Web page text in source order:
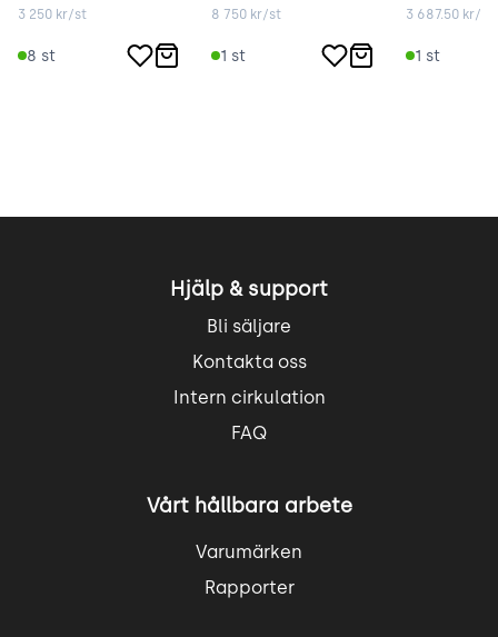
3 250 kr/st
8 st
8 750 kr/st
1 st
3 687.50kr/st
1 st
Hjälp & support
Bli säljare
Kontakta oss
Intern cirkulation
FAQ
Vårt hållbara arbete
Varumärken
Rapporter